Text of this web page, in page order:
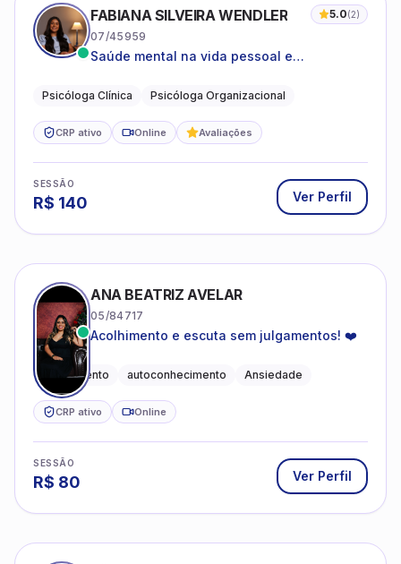
FABIANA SILVEIRA WENDLER 5.0(2)
07/45959
Saúde mental na vida pessoal e
Psicóloga Clínica Psicóloga Organizacional
CRP ativo Online Avaliações
SESSÃO
R$ 140 Ver Perfil
ANA BEATRIZ AVELAR
05/84717
Acolhimento e escuta sem julgamentos! ❤️
Acolhimento autoconhecimento Ansiedade
CRP ativo Online
SESSÃO
R$ 80 Ver Perfil